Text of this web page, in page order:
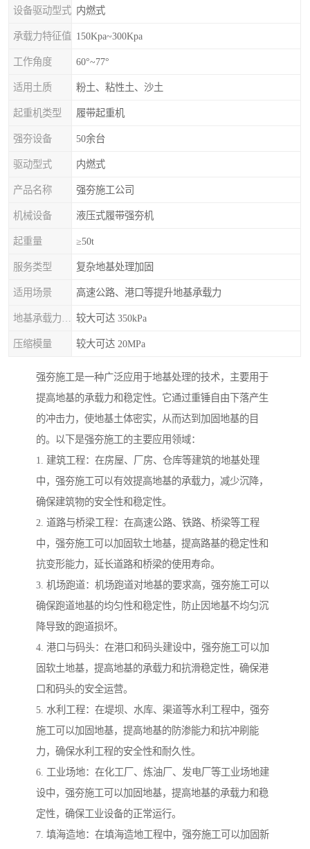
设备驱动型式 内燃式
承载力特征值 150Kpa~300Kpa
工作角度 60°~77°
适用土质 粉土、粘性土、沙土
起重机类型 履带起重机
强夯设备 50余台
驱动型式 内燃式
产品名称 强夯施工公司
机械设备 液压式履带强夯机
起重量 ≥50t
服务类型 复杂地基处理加固
适用场景 高速公路、港口等提升地基承载力
较大可达 350kPa
压缩模量 较大可达 20MPa
强夯施工是一种广泛应用于地基处理的技术，主要用于
提高地基的承载力和稳定性。它通过重锤自由下落产生
的冲击力，使地基土体密实，从而达到加固地基的目
的。以下是强夯施工的主要应用领域：
1. 建筑工程：在房屋、厂房、仓库等建筑的地基处理
中，强夯施工可以有效提高地基的承载力，减少沉降，
确保建筑物的安全性和稳定性。
2. 道路与桥梁工程：在高速公路、铁路、桥梁等工程
中，强夯施工可以加固软土地基，提高路基的稳定性和
抗变形能力，延长道路和桥梁的使用寿命。
3. 机场跑道：机场跑道对地基的要求高，强夯施工可以
确保跑道地基的均匀性和稳定性，防止因地基不均匀沉
降导致的跑道损坏。
4. 港口与码头：在港口和码头建设中，强夯施工可以加
固软土地基，提高地基的承载力和抗滑稳定性，确保港
口和码头的安全运营。
5. 水利工程：在堤坝、水库、渠道等水利工程中，强夯
施工可以加固地基，提高地基的防渗能力和抗冲刷能
力，确保水利工程的安全性和耐久性。
6. 工业场地：在化工厂、炼油厂、发电厂等工业场地建
设中，强夯施工可以加固地基，提高地基的承载力和稳
定性，确保工业设备的正常运行。
7. 填海造地：在填海造地工程中，强夯施工可以加固新